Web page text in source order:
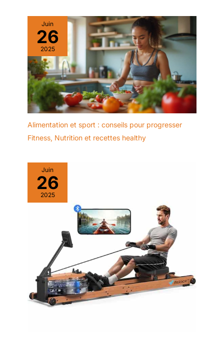
Connectez-vous à votre compte
Amazon > Retrouvez vos
commandes > Cliquez sur le
vendeur > Cliquez sur « Poser
une question ».
Juin
26
2025
Alimentation et sport : conseils pour progresser
Fitness, Nutrition et recettes healthy
Juin
26
2025